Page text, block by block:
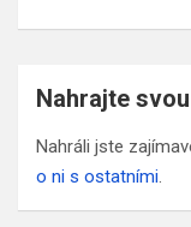
Nahrajte
Nahráli jste
o ni s ostatními.